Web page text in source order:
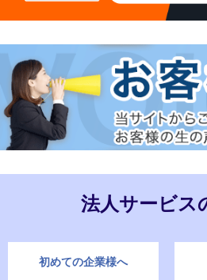
法人サービス
初めての企業様へ